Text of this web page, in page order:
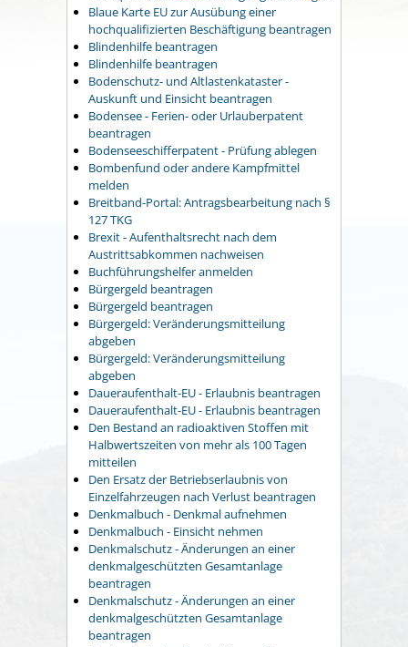
Blaue Karte EU zur Ausübung einer
hochqualifizierten Beschäftigung beantragen
Blindenhilfe beantragen
Blindenhilfe beantragen
Bodenschutz- und Altlastenkataster -
Auskunft und Einsicht beantragen
Bodensee - Ferien- oder Urlauberpatent
beantragen
Bodenseeschifferpatent - Prüfung ablegen
Bombenfund oder andere Kampfmittel
melden
Breitband-Portal: Antragsbearbeitung nach §
127 TKG
Brexit - Aufenthaltsrecht nach dem
Austrittsabkommen nachweisen
Buchführungshelfer anmelden
Bürgergeld beantragen
Bürgergeld beantragen
Bürgergeld: Veränderungsmitteilung
abgeben
Bürgergeld: Veränderungsmitteilung
abgeben
Daueraufenthalt-EU - Erlaubnis beantragen
Daueraufenthalt-EU - Erlaubnis beantragen
Den Bestand an radioaktiven Stoffen mit
Halbwertszeiten von mehr als 100 Tagen
mitteilen
Den Ersatz der Betriebserlaubnis von
Einzelfahrzeugen nach Verlust beantragen
Denkmalbuch - Denkmal aufnehmen
Denkmalbuch - Einsicht nehmen
Denkmalschutz - Änderungen an einer
denkmalgeschützten Gesamtanlage
beantragen
Denkmalschutz - Änderungen an einer
denkmalgeschützten Gesamtanlage
beantragen